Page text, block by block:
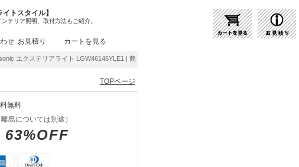
トスタイル】
テリア照明、取付方法もご紹介。
せ お見積り カートを見る
エクステリアライト LGW46146YLE1 | 商品紹介 | 照明器具の通販・インテリア照明の通信販売【ラ
TOPページ
無料
島については別途）
63%OFF